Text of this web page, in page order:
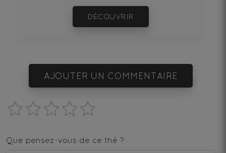
DÉCOUVRIR
AJOUTER UN COMMENTAIRE
star
—
—
stars
Que pensez-vous de ce thé ?